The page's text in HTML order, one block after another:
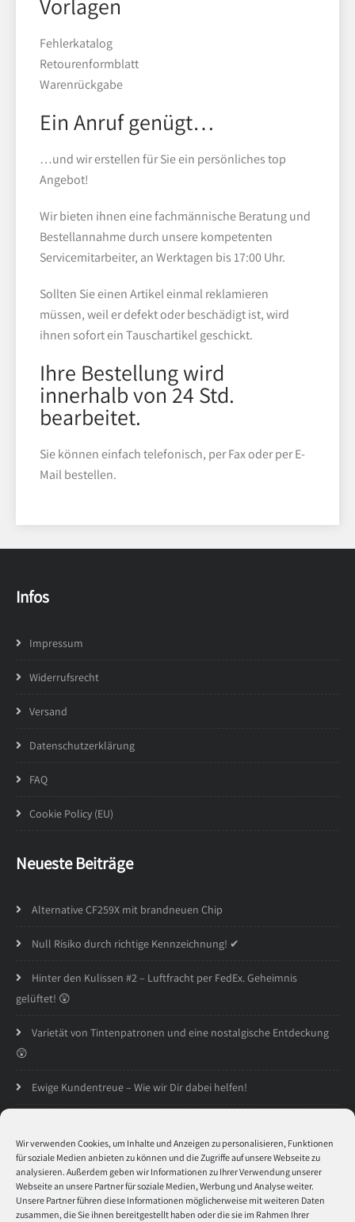
Wir verwenden Cookies, um Inhalte und Anzeigen zu personalisieren, Funktionen
für soziale Medien anbieten zu können und die Zugriffe auf unsere Webseite zu
analysieren. Außerdem geben wir Informationen zu Ihrer Verwendung unserer
Webseite an unsere Partner für soziale Medien, Werbung und Analyse weiter.
Unsere Partner führen diese Informationen möglicherweise mit weiteren Daten
zusammen, die Sie ihnen bereitgestellt haben oder die sie im Rahmen Ihrer
Vorlagen
Fehlerkatalog
Retourenformblatt
Warenrückgabe
Ein Anruf genügt…
…und wir erstellen für Sie ein persönliches top
Angebot!
Wir bieten ihnen eine fachmännische Beratung und
Bestellannahme durch unsere kompetenten
Servicemitarbeiter, an Werktagen bis 17:00 Uhr.
Sollten Sie einen Artikel einmal reklamieren
müssen, weil er defekt oder beschädigt ist, wird
ihnen sofort ein Tauschartikel geschickt.
Ihre Bestellung wird
innerhalb von 24 Std.
bearbeitet.
Sie können einfach telefonisch, per Fax oder per E-
Mail bestellen.
Infos
Impressum
Widerrufsrecht
Versand
Datenschutzerklärung
FAQ
Cookie Policy (EU)
Neueste Beiträge
Alternative CF259X mit brandneuen Chip
Null Risiko durch richtige Kennzeichnung! ✔
Hinter den Kulissen #2 – Luftfracht per FedEx. Geheimnis
gelüftet! 😲
Varietät von Tintenpatronen und eine nostalgische Entdeckung
😲
Ewige Kundentreue – Wie wir Dir dabei helfen!
Öffnungszeiten
Montag 8:30 - 17:00
Dienstag8:30 - 17:00